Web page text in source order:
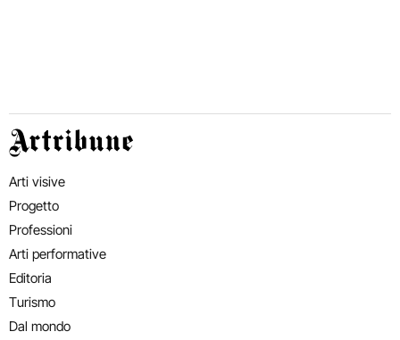
Artribune
Arti visive
Progetto
Professioni
Arti performative
Editoria
Turismo
Dal mondo